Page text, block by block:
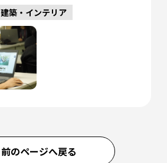
建築・インテリア
前のページへ戻る